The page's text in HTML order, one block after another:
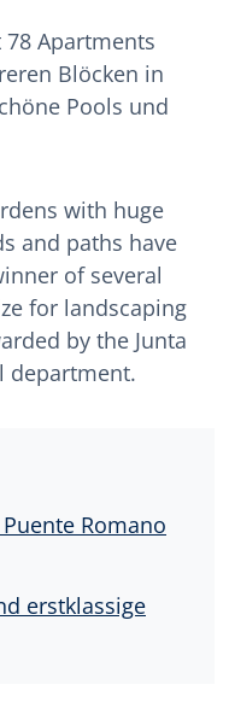
Apartments
Blöcken in
Pools und
with huge
and paths have
of several
for landscaping
by the Junta
department.
Romano
erstklassige